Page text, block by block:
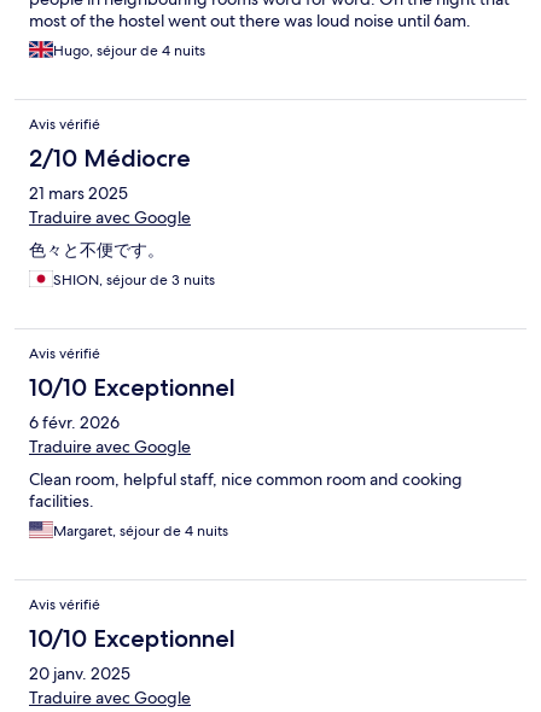
most of the hostel went out there was loud noise until 6am.
Hugo, séjour de 4 nuits
Avis vérifié
2/10 Médiocre
21 mars 2025
Traduire avec Google
色々と不便です。
SHION, séjour de 3 nuits
Avis vérifié
10/10 Exceptionnel
6 févr. 2026
Traduire avec Google
Clean room, helpful staff, nice common room and cooking
facilities.
Margaret, séjour de 4 nuits
Avis vérifié
10/10 Exceptionnel
20 janv. 2025
Traduire avec Google